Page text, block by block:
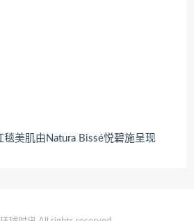
毯美肌由Natura Bissé悦碧施呈现